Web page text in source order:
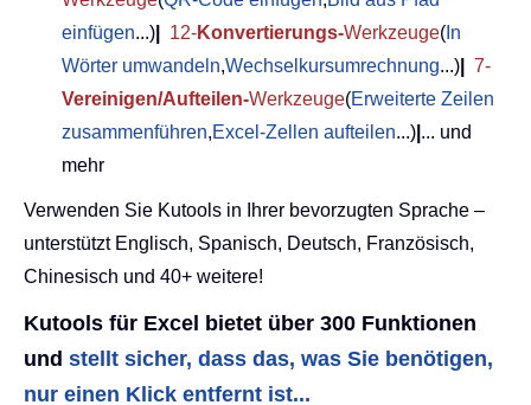
einfügen...) 12-Konvertierungs-Werkzeuge( In
Wörter umwandeln,Wechselkursumrechnung...)
7-
Vereinigen/Aufteilen-Werkzeuge(Erweiterte Zeilen
zusammenführen,Excel-Zellen aufteilen...) ... und
mehr
Verwenden Sie Kutools in Ihrer bevorzugten Sprache –
unterstützt Englisch, Spanisch, Deutsch, Französisch,
Chinesisch und 40+ weitere!
Kutools für Excel bietet über 300 Funktionen
und stellt sicher, dass das, was Sie benötigen,
nur einen Klick entfernt ist...